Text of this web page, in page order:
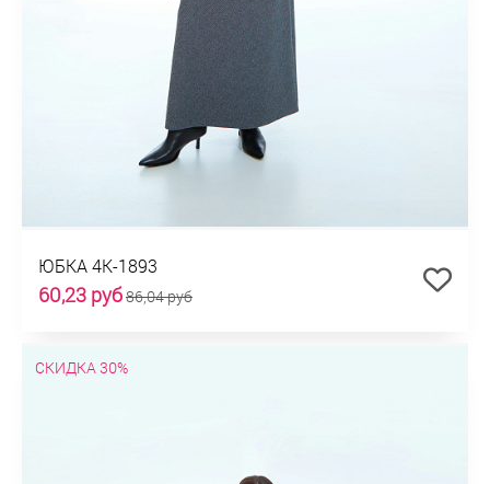
ЮБКА 4К-1893
60,23 руб86,04 руб
СКИДКА 30%